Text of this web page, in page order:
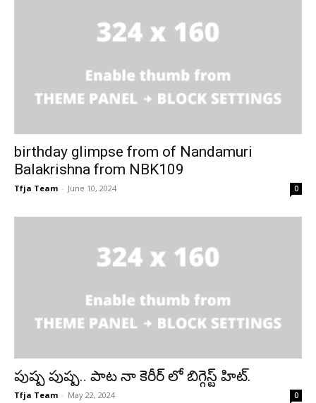
birthday glimpse from of Nandamuri
Balakrishna from NBK109
Tfja Team - June 10, 2024 0
పుష్ప పుష్ప.. పాట నా కెరీర్ లో బిగ్గెస్ట్ హిట్.
Tfja Team - May 22, 2024 0